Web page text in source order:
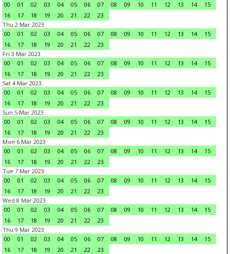
00
01 02 03 04 05 06 07 08 09 10 11 12 13 14
15
16
17 18 19 20 21 22
23
Thu 2 Mar 2023
00
01 02 03 04 05 06 07 08 09 10 11 12 13 14
15
16
17 18 19 20 21 22
23
Fri 3 Mar 2023
00
01 02 03 04 05 06 07 08 09 10 11 12 13 14
15
16
17 18 19 20 21 22
23
Sat 4 Mar 2023
00
01 02 03 04 05 06 07 08 09 10 11 12 13 14
15
16
17 18 19 20 21 22
23
Sun 5 Mar 2023
00
01 02 03 04 05 06 07 08 09 10 11 12 13 14
15
16
17 18 19 20 21 22
23
Mon 6 Mar 2023
00
01 02 03 04 05 06 07 08 09 10 11 12 13 14
15
16
17 18 19 20 21 22
23
Tue 7 Mar 2023
00
01 02 03 04 05 06 07 08 09 10 11 12 13 14
15
16
17 18 19 20 21 22
23
Wed 8 Mar 2023
00
01 02 03 04 05 06 07 08 09 10 11 12 13 14
15
16
17 18 19 20 21 22
23
Thu 9 Mar 2023
00
01 02 03 04 05 06 07 08 09 10 11 12 13 14
15
16
17 18 19 20 21 22
23